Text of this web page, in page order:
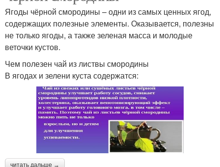
Ягоды чёрной смородины – одни из самых ценных ягод,
содержащих полезные элементы. Оказывается, полезны
не только ягоды, а также зеленая масса и молодые
веточки кустов.
Чем полезен чай из листвы смородины
В ягодах и зелени куста содержатся:
читать дальше →